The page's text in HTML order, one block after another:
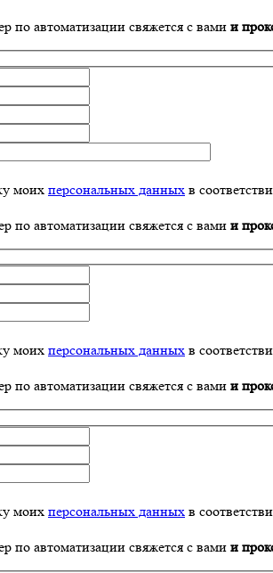
автоматизации свяжется с вами и
моих персональных данных в
автоматизации свяжется с вами и
моих персональных данных в
автоматизации свяжется с вами и
моих персональных данных в
автоматизации свяжется с вами и